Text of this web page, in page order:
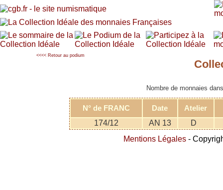
<<<< Retour au podium
Nombre de monnaies
N° de FRANC Date
Atelier
174/12
AN 13
D
Mentions Légales -